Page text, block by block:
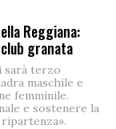
Reggiana:
granata
sarà terzo
maschile e
femminile.
e sostenere la